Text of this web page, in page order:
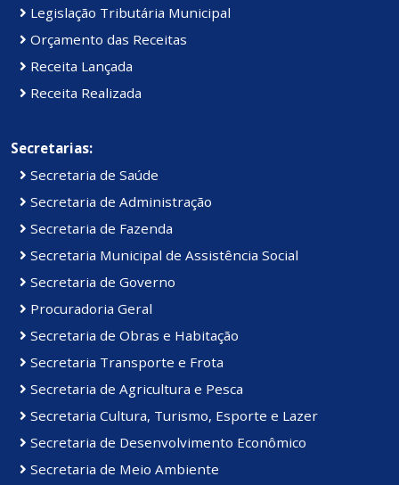
Legislação Tributária Municipal
Orçamento das Receitas
Receita Lançada
Receita Realizada
Secretarias:
Secretaria de Saúde
Secretaria de Administração
Secretaria de Fazenda
Secretaria Municipal de Assistência Social
Secretaria de Governo
Procuradoria Geral
Secretaria de Obras e Habitação
Secretaria Transporte e Frota
Secretaria de Agricultura e Pesca
Secretaria Cultura, Turismo, Esporte e Lazer
Secretaria de Desenvolvimento Econômico
Secretaria de Meio Ambiente